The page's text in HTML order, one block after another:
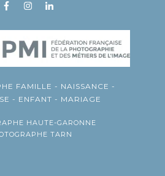
FAMILLE - NAISSANCE -
- ENFANT - MARIAGE
HAUTE-GARONNE
TARN